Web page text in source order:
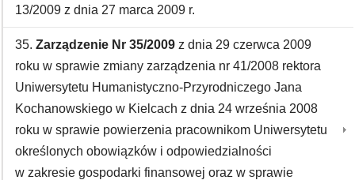
13/2009 z dnia 27 marca 2009 r.
35. Zarządzenie Nr 35/2009 z dnia 29 czerwca 2009
roku w sprawie zmiany zarządzenia nr 41/2008 rektora
Uniwersytetu Humanistyczno-Przyrodniczego Jana
Kochanowskiego w Kielcach z dnia 24 września 2008
roku w sprawie powierzenia pracownikom Uniwersytetu
określonych obowiązków i odpowiedzialności
w zakresie gospodarki finansowej oraz w sprawie